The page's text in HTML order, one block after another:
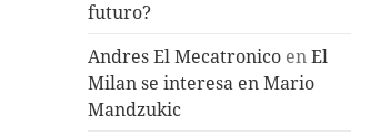
futuro?
Andres El Mecatronico enEl
Milan se interesa en Mario
Mandzukic